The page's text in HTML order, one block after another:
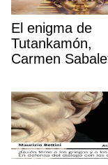
El enigma de
Tutankamón,
Carmen